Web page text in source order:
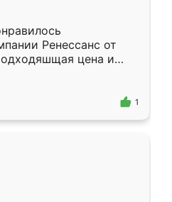
Ренессанс от
цена и
Приехавший
Владислав
эскизу самый
1